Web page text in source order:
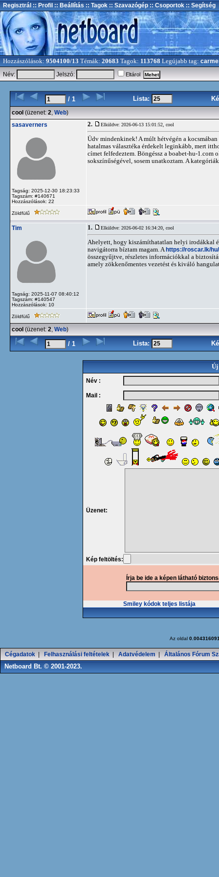
Regisztrál :: Profil :: Beállítás :: Tagok :: Szavazógép :: Csoportok :: Segítség
Hozzászólások: 9504100/13 Témák: 20683 Tagok: 113768 Legújabb tag:
Név:
Jelszó: Eltárol
/ 1 Lista:
cool (üzenet: 2, Web)
sasaverners
Tagság: 2025-12-30 18:23:33
Tagszám: #140671
Hozzászólások: 22
2. Elküldve: 2026-06-13 15:01:52, cool
Üdv mindenkinek! A múlt hétvégén a
hatalmas választéka érdekelt leginkább, mert
címet felfedeztem. Böngéssz a boabet-hu-1.com
sokszínűségével, sosem unatkoztam. A
Zöldfülű
Tim
Tagság: 2025-11-07 08:40:12
Tagszám: #140547
Hozzászólások: 10
1. Elküldve: 2026-06-02 16:34:20, cool
Ahelyett, hogy kiszámíthatatlan helyi irodákkal
navigátorra bíztam magam. A https://roscar.lk/hu/
összegyűjtve, részletes információkkal a
amely zökkenőmentes vezetést és kiváló
Zöldfülű
cool (üzenet: 2, Web)
/ 1 Lista:
Új
Név :
Mail :
Üzenet:
Kép feltöltés:
Írja be ide a képen látható
Smiley kódok teljes listája
Az oldal
Cégadatok Felhasználási feltételek Adatvédelem Általános Fórum
Netboard Bt. © 2001-2023.